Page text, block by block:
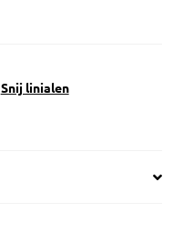
Snij linialen